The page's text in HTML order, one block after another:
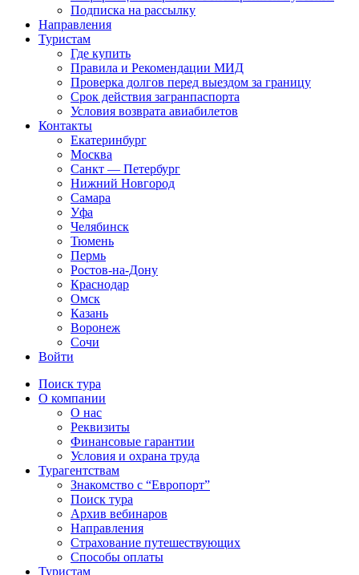
Подписка на рассылку
Направления
Туристам
Где купить
Правила и Рекомендации МИД
Проверка долгов перед выездом за границу
Срок действия загранпаспорта
Условия возврата авиабилетов
Контакты
Екатеринбург
Москва
Санкт — Петербург
Нижний Новгород
Самара
Уфа
Челябинск
Тюмень
Пермь
Ростов-на-Дону
Краснодар
Омск
Казань
Воронеж
Сочи
Войти
Поиск тура
О компании
О нас
Реквизиты
Финансовые гарантии
Условия и охрана труда
Турагентствам
Знакомство с “Европорт”
Поиск тура
Архив вебинаров
Направления
Страхование путешествующих
Способы оплаты
Туристам